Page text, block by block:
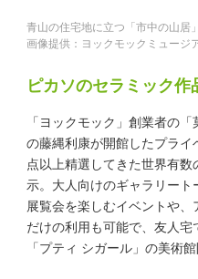
青山の住宅地に立つ「市中の山居
画像提供：ヨックモックミュージ
ピカソのセラミック
「ヨックモック」創業者の
の藤縄利康が開館したプラ
点以上精選してきた世界有
示。大人向けのギャラリー
展覧会を楽しむイベントや
だけの利用も可能で、友人
「プティ シガール」の美術